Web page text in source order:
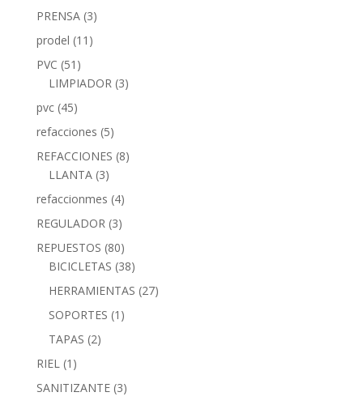
PRENSA (3)
prodel (11)
PVC (51)
LIMPIADOR (3)
pvc (45)
refacciones (5)
REFACCIONES (8)
LLANTA (3)
refaccionmes (4)
REGULADOR (3)
REPUESTOS (80)
BICICLETAS (38)
HERRAMIENTAS (27)
SOPORTES (1)
TAPAS (2)
RIEL (1)
SANITIZANTE (3)